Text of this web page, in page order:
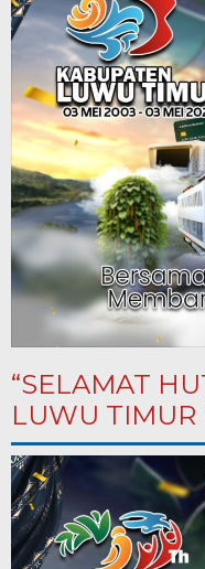
“SELAMAT
LUWU TIMUR